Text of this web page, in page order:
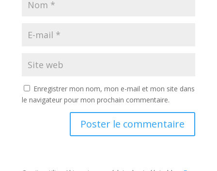
Enregistrer mon nom, mon e-mail et mon site dans
le navigateur pour mon prochain commentaire.